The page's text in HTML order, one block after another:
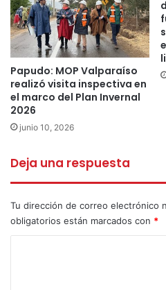
un subsidio para familias
rebaja de hasta un 50% del
de mayor vulnerabilidad, el
gratuita.
Recordemos que los
actividad productiva con un
días anteriores a la compra del
comunicarse al teléfono +56 9
Papudo: MOP Valparaíso
realizó visita inspectiva en
el marco del Plan Invernal
2026
junio 10, 2026
Deja una respuesta
Tu dirección de correo electrónico
obligatorios están marcados con *